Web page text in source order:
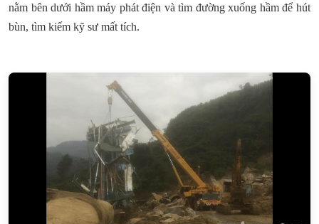
nằm bên dưới hầm máy phát điện và tìm đường xuống hầm để hút
bùn, tìm kiếm kỹ sư mất tích.